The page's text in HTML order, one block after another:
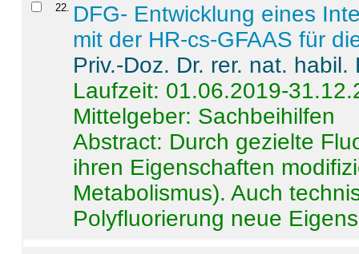
22
DFG- Entwicklung eines
mit der HR-cs-GFAAS für
Priv.-Doz. Dr. rer. nat.
Laufzeit: 01.06.2019-
Mittelgeber: Sachbeihilfen
Abstract: Durch gezielte
ihren Eigenschaften
Metabolismus). Auch
Polyfluorierung neue